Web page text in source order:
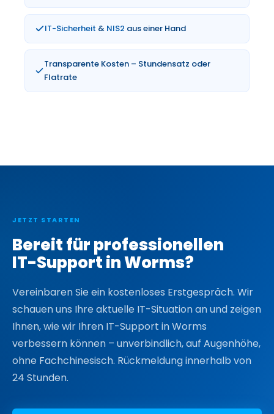
IT-Sicherheit & NIS2 aus einer Hand
Transparente Kosten – Stundensatz oder
Flatrate
JETZT STARTEN
Bereit für professionellen
IT-Support in Worms?
Vereinbaren Sie ein kostenloses Erstgespräch. Wir
schauen uns Ihre aktuelle IT-Situation an und zeigen
Ihnen, wie wir Ihren IT-Support in Worms
verbessern können – unverbindlich, auf Augenhöhe,
ohne Fachchinesisch. Rückmeldung innerhalb von
24 Stunden.